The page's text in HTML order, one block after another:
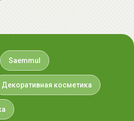
оттенки секторов палетки,
на области щек или скул и
оттенки секторов палетки,
на области скул, середину
взгляду открытости, под
Saemmul
Декоративная косметика